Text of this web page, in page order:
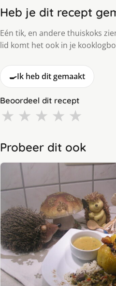
Heb je dit recept
Eén tik, en andere thuiskoks
lid komt het ook in je
🍳Ik heb dit gemaakt
Beoordeel dit recept
★ ★ ★ ★ ★
Probeer dit ook